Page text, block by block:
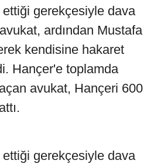
ettiği gerekçesiyle dava
ardından Mustafa
kendisine hakaret
Hançer'e toplamda
avukat, Hançeri 600
ettiği gerekçesiyle dava